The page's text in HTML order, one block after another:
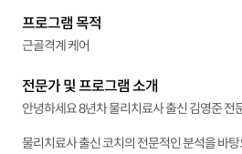
프로그램 목적
근골격계 케어
전문가 및 프로그램 소개
안녕하세요 8년차 물리치료사 출신 김영준 전
물리치료사 출신 코치의 전문적인 분석을 바